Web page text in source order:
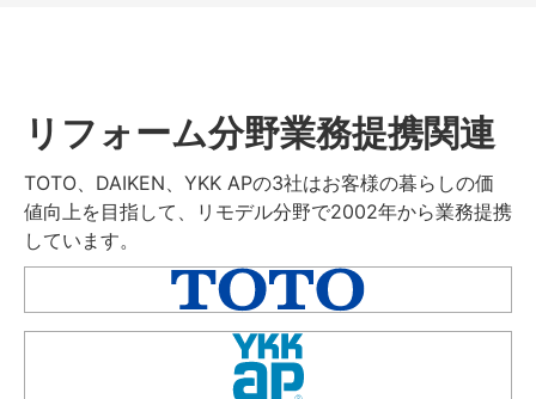
リフォーム分野業務提携関連
TOTO、DAIKEN、YKK APの3社はお客様の暮らしの価
値向上を目指して、リモデル分野で2002年から業務提携
しています。